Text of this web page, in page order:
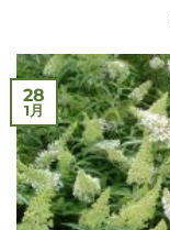
28
1月